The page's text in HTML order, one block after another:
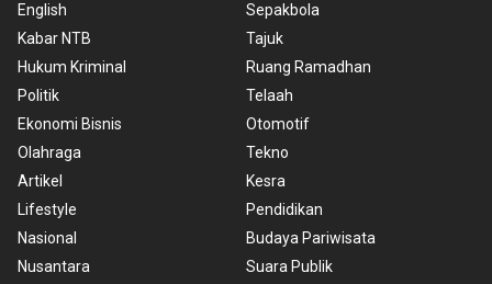
English
Kabar NTB
Hukum Kriminal
Politik
Ekonomi Bisnis
Olahraga
Artikel
Lifestyle
Nasional
Nusantara
Sepakbola
Tajuk
Ruang Ramadhan
Telaah
Otomotif
Tekno
Kesra
Pendidikan
Budaya Pariwisata
Suara Publik